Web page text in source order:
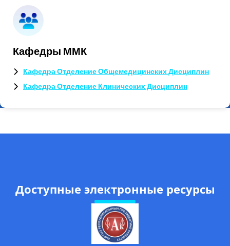
Кафедры ММК
Кафедра Отделение Общемедицинских Дисциплин
Кафедра Отделение Клинических Дисциплин
Доступные электронные ресурсы